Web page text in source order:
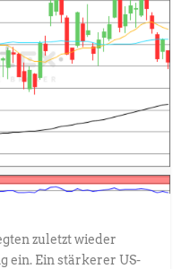
zuletzt wieder
ein. Ein stärkerer US-